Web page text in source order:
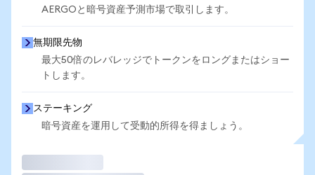
AERGOと暗号資産予測市場で取引します。
無期限先物
最大50倍のレバレッジでトークンをロングまたはショー
トします。
ステーキング
暗号資産を運用して受動的所得を得ましょう。